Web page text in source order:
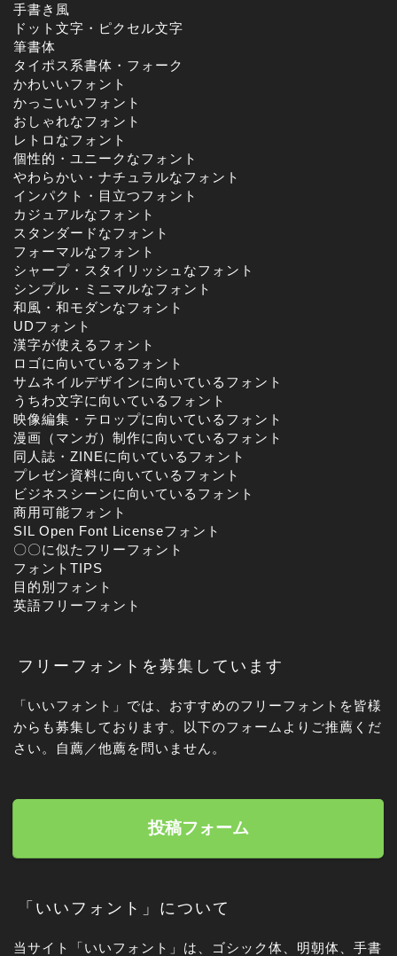
手書き風
ドット文字・ピクセル文字
筆書体
タイポス系書体・フォーク
かわいいフォント
かっこいいフォント
おしゃれなフォント
レトロなフォント
個性的・ユニークなフォント
やわらかい・ナチュラルなフォント
インパクト・目立つフォント
カジュアルなフォント
スタンダードなフォント
フォーマルなフォント
シャープ・スタイリッシュなフォント
シンプル・ミニマルなフォント
和風・和モダンなフォント
UDフォント
漢字が使えるフォント
ロゴに向いているフォント
サムネイルデザインに向いているフォント
うちわ文字に向いているフォント
映像編集・テロップに向いているフォント
漫画（マンガ）制作に向いているフォント
同人誌・ZINEに向いているフォント
プレゼン資料に向いているフォント
ビジネスシーンに向いているフォント
商用可能フォント
SIL Open Font Licenseフォント
〇〇に似たフリーフォント
フォントTIPS
目的別フォント
英語フリーフォント
フリーフォントを募集しています
「いいフォント」では、おすすめのフリーフォントを皆様
からも募集しております。以下のフォームよりご推薦くだ
さい。自薦／他薦を問いません。
投稿フォーム
「いいフォント」について
当サイト「いいフォント」は、ゴシック体、明朝体、手書